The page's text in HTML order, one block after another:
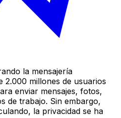
la mensajería
2.000 millones de usuarios
enviar mensajes, fotos,
de trabajo. Sin embargo,
la privacidad se ha